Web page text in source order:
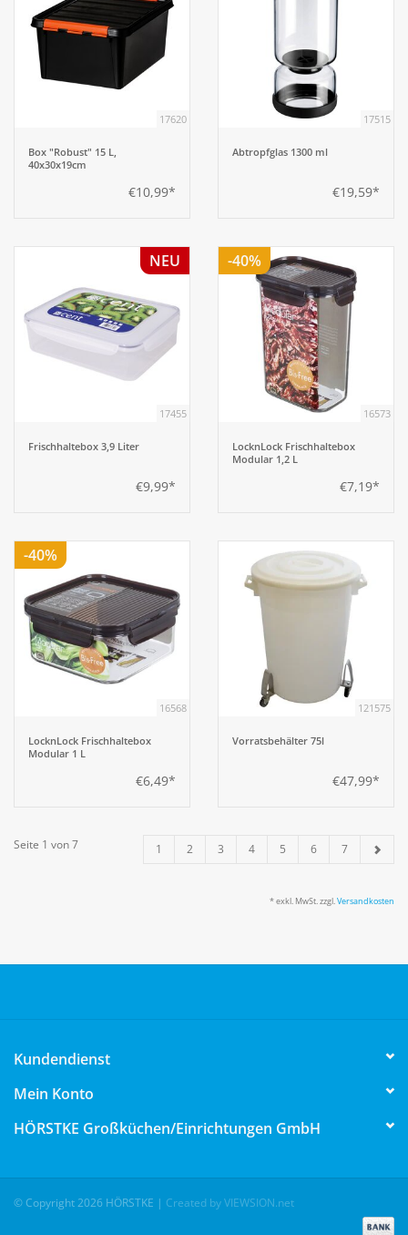
17620
Box "Robust" 15 L,
40x30x19cm
€10,99*
17515
Abtropfglas 1300 ml
€19,59*
NEU
17455
Frischhaltebox 3,9 Liter
€9,99*
-40%
16573
LocknLock Frischhaltebox
Modular 1,2 L
€7,19*
-40%
16568
LocknLock Frischhaltebox
Modular 1 L
€6,49*
121575
Vorratsbehälter 75l
€47,99*
Seite 1 von 7 1 2 3 4 5 6 7
* exkl. MwSt. zzgl.Versandkosten
Kundendienst
Mein Konto
HÖRSTKE Großküchen/Einrichtungen GmbH
© Copyright 2026 HÖRSTKE | Created by VIEWSION.net